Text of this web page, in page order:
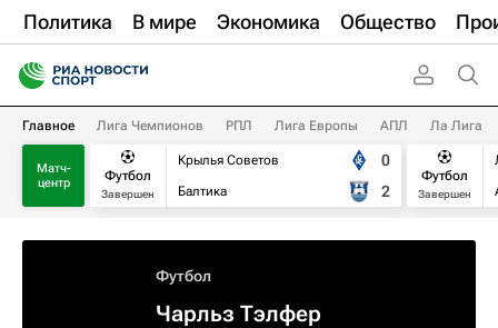
Политика В мире Экономика Общество
Главное Лига Чемпионов РПЛ Лига Европы АПЛ Ла Лига
Матч-
центр
Футбол
Завершен
Крылья Советов
Балтика
0
2
Футбол
Завершен
Футбол
Чарльз Тэлфер